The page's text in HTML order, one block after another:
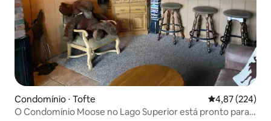
Condomínio ⋅ Tofte 4,87 de uma
4,87 (224)
O Condomínio Moose no Lago Superior está pronto para